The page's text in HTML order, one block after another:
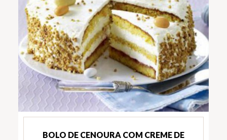
BOLO DE CENOURA COM CREME DE